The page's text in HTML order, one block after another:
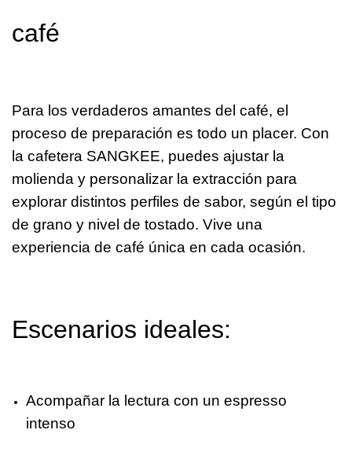
café
Para los verdaderos amantes del café, el
proceso de preparación es todo un placer. Con
la cafetera SANGKEE, puedes ajustar la
molienda y personalizar la extracción para
explorar distintos perfiles de sabor, según el tipo
de grano y nivel de tostado. Vive una
experiencia de café única en cada ocasión.
Escenarios ideales:
Acompañar la lectura con un espresso
intenso